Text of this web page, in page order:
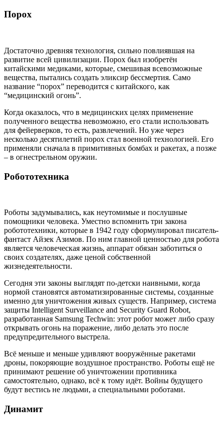
Порох
Достаточно древняя технология, сильно повлиявшая на
развитие всей цивилизации. Порох был изобретён
китайскими медиками, которые, смешивая всевозможные
вещества, пытались создать эликсир бессмертия. Само
название “порох” переводится с китайского, как
“медицинский огонь”.
Когда оказалось, что в медицинских целях применение
полученного вещества невозможно, его стали использовать
для фейерверков, то есть, развлечений. Но уже через
несколько десятилетий порох стал военной технологией. Его
применяли сначала в примитивных бомбах и ракетах, а позже
– в огнестрельном оружии.
Робототехника
Роботы задумывались, как неутомимые и послушные
помощники человека. Уместно вспомнить три закона
робототехники, которые в 1942 году сформулировал писатель-
фантаст Айзек Азимов. По ним главной ценностью для робота
является человеческая жизнь, аппарат обязан заботиться о
своих создателях, даже ценой собственной
жизнедеятельности.
Сегодня эти законы выглядят по-детски наивными, когда
нормой становятся автоматизированные системы, созданные
именно для уничтожения живых существ. Например, система
защиты Intelligent Surveillance and Security Guard Robot,
разработанная Samsung Techwin: этот робот может либо сразу
открывать огонь на поражение, либо делать это после
предупредительного выстрела.
Всё меньше и меньше удивляют вооружённые ракетами
дроны, покоряющие воздушное пространство. Роботы ещё не
принимают решение об уничтожении противника
самостоятельно, однако, всё к тому идёт. Войны будущего
будут вестись не людьми, а специальными роботами.
Динамит